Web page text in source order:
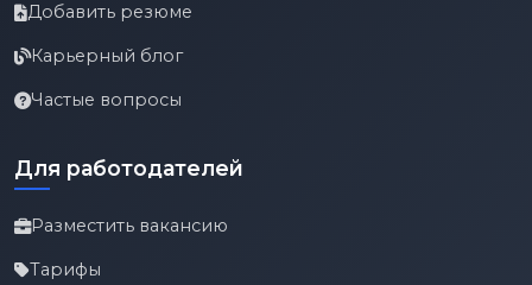
Добавить резюме
Карьерный блог
Частые вопросы
Для работодателей
Разместить вакансию
Тарифы